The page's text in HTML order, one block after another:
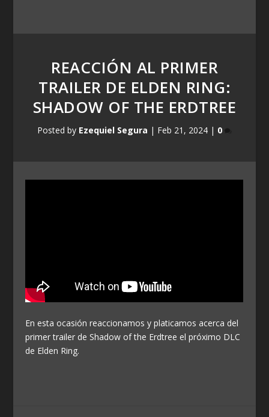
REACCIÓN AL PRIMER
TRAILER DE ELDEN RING:
SHADOW OF THE ERDTREE
Posted by Ezequiel Segura | Feb 21, 2024 | 0
En esta ocasión reaccionamos y platicamos acerca del
primer trailer de Shadow of the Erdtree el próximo DLC
de Elden Ring.